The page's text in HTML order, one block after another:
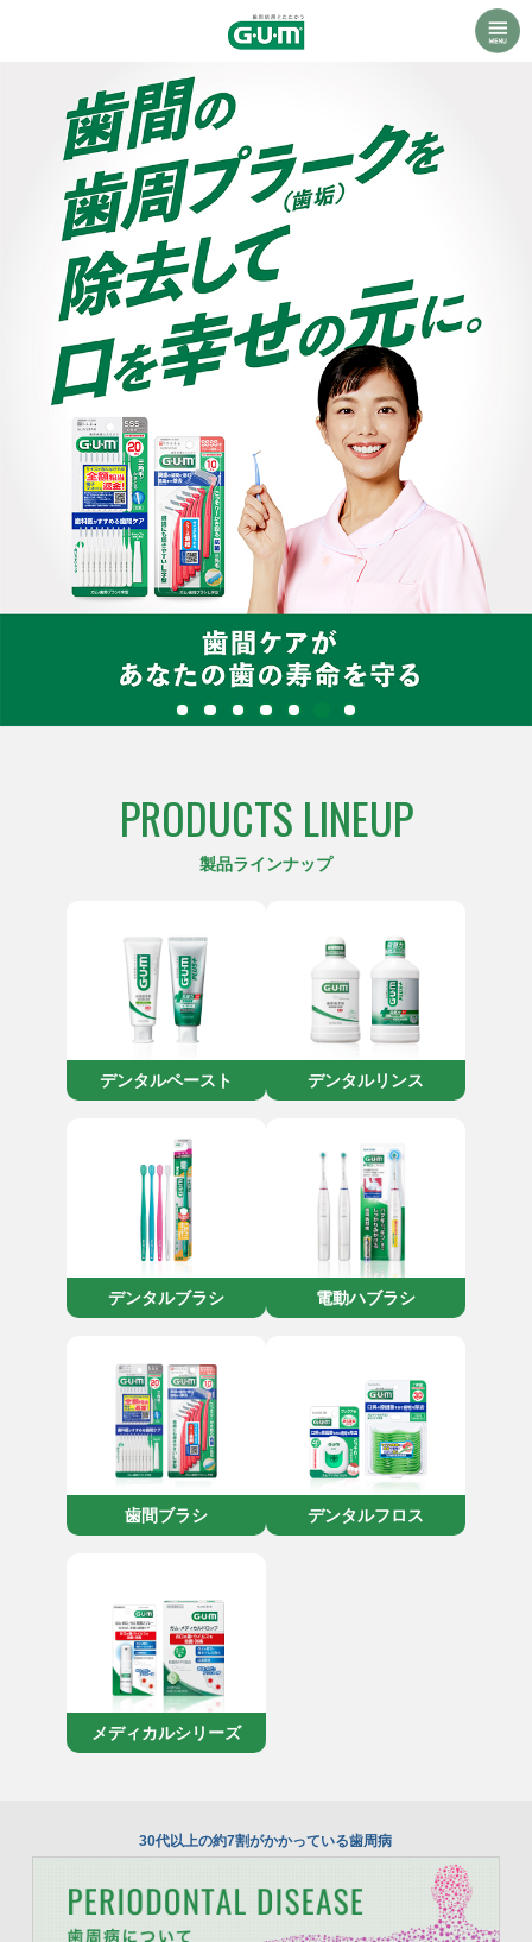
PRODUCTS LINEUP
製品ラインナップ
デンタルペースト デンタルリンス
デンタルブラシ 電動ハブラシ
歯間ブラシ デンタルフロス
メディカルシリーズ
30代以上の約7割がかかっている歯周病